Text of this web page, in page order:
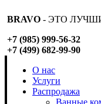
BRAVO - ЭТО
+7 (985) 999-56-32
+7 (499) 682-99-90
О нас
Услуги
Распродажа
Ванные